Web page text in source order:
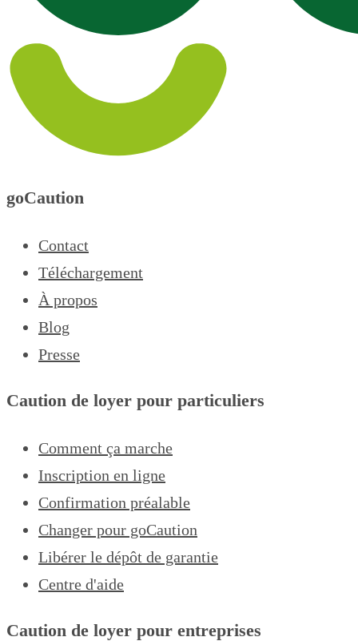
goCaution
Contact
Téléchargement
À propos
Blog
Presse
Caution de loyer pour particuliers
Comment ça marche
Inscription en ligne
Confirmation préalable
Changer pour goCaution
Libérer le dépôt de garantie
Centre d'aide
Caution de loyer pour entreprises